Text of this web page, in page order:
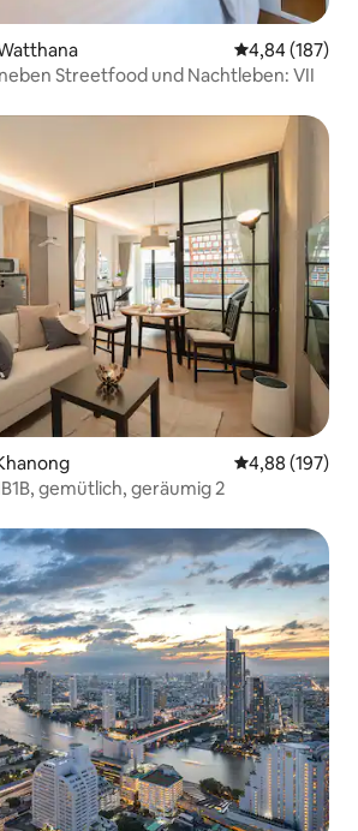
4,84 (187)
Streetfood und Nachtleben: VII
4,88 (197)
gemütlich, geräumig 2